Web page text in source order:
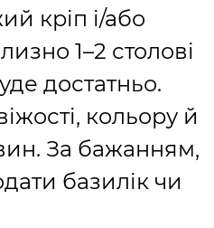
кріп і/або
1–2 столові
достатньо.
кольору й
За бажанням,
базилік чи